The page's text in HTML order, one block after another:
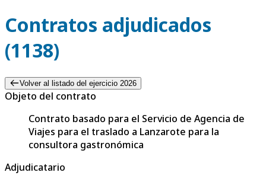
Contratos adjudicados
(1138)
Volver al listado del ejercicio 2026
Objeto del contrato
Contrato basado para el Servicio de Agencia de
Viajes para el traslado a Lanzarote para la
consultora gastronómica
Adjudicatario